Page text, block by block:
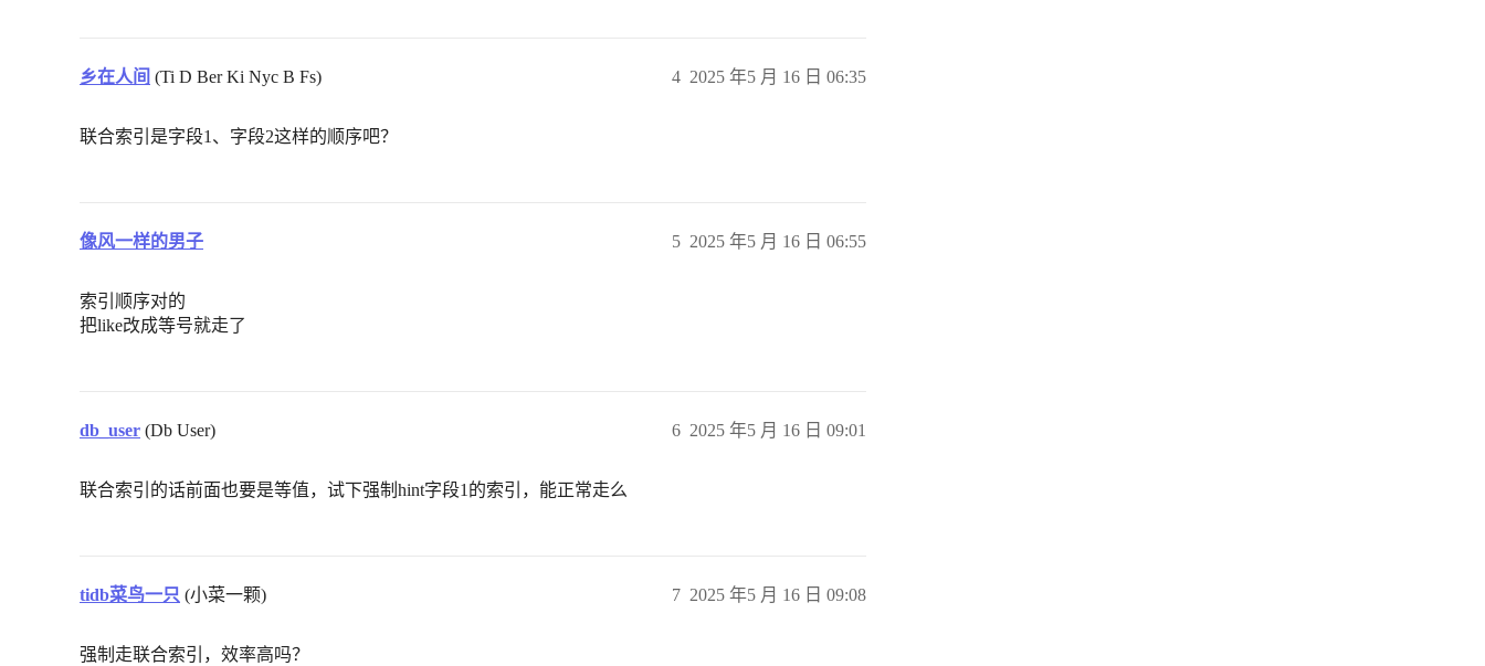
乡在人间 (Ti D Ber Ki Nyc B Fs) 2025 年5 月 16 日 06:35
4
联合索引是字段1、字段2这样的顺序吧？
像风一样的男子 2025 年5 月 16 日 06:55
5
索引顺序对的
把like改成等号就走了
db_user (Db User) 2025 年5 月 16 日 09:01
6
联合索引的话前面也要是等值，试下强制hint字段1的索引，能正常走么
tidb菜鸟一只 (小菜一颗) 2025 年5 月 16 日 09:08
7
强制走联合索引，效率高吗？